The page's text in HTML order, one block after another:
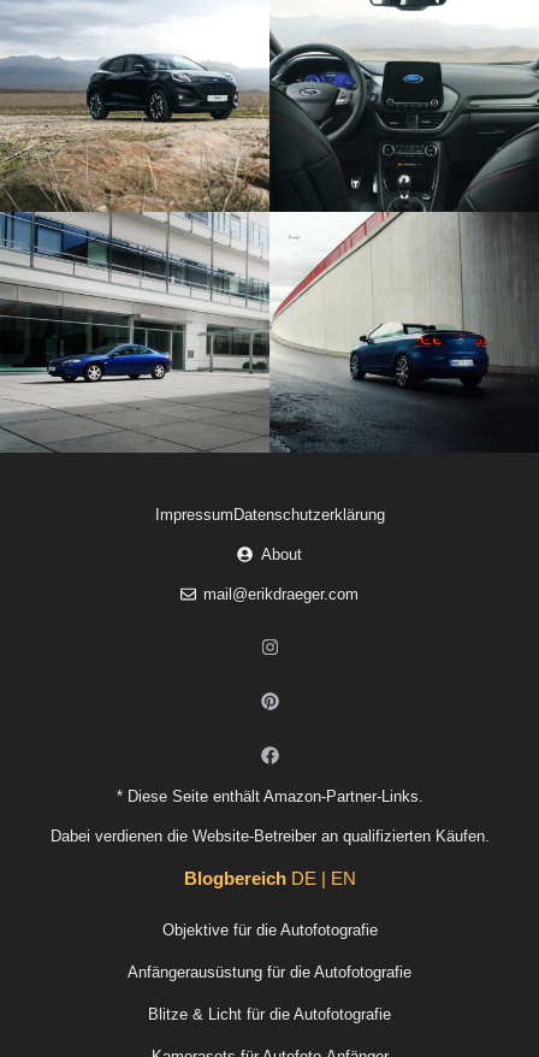
BlogbereichDE | EN
Objektive für die Autofotografie
Anfängerausüstung für die Autofotografie
Blitze & Licht für die Autofotografie
ImpressumDatenschutzerklärung
About
mail@erikdraeger.com
* Diese Seite enthält Amazon-Partner-Links.
Dabei verdienen die Website-Betreiber an qualifizierten Käufen.